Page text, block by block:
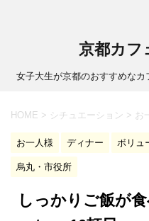
京都カフ
女子大生が京都のおすすめな
HOME > シチュエーション > お
お一人様 ディナー ボリュ
烏丸・市役所
しっかりご飯が